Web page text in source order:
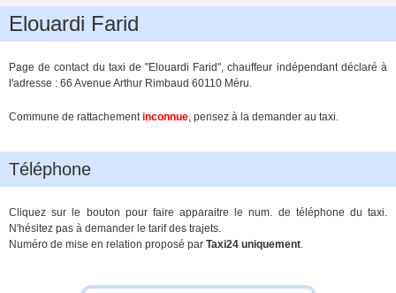
Elouardi Farid
Page de contact du taxi de "Elouardi Farid", chauffeur indépendant déclaré à
l'adresse : 66 Avenue Arthur Rimbaud 60110 Méru.
Commune de rattachementinconnue, pensez à la demander au taxi.
Téléphone
Cliquez sur le bouton pour faire apparaitre le num. de téléphone du taxi.
N'hésitez pas à demander le tarif des trajets.
Numéro de mise en relation proposé par Taxi24 uniquement.